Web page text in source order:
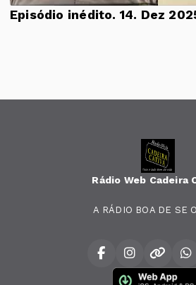
Episódio inédito. 14. Dez
Rádio Web Cadeira
A RÁDIO BOA DE SE